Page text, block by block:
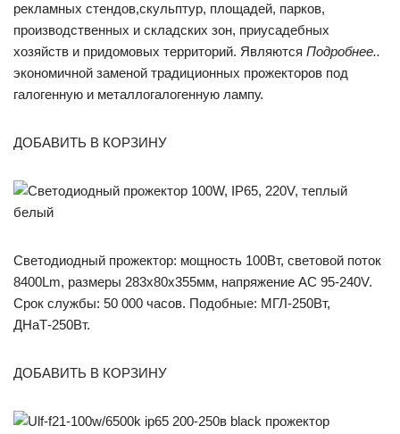
рекламных стендов,скульптур, площадей, парков,
производственных и складских зон, приусадебных
хозяйств и придомовых территорий. Являются Подробнее..
экономичной заменой традиционных прожекторов под
галогенную и металлогалогенную лампу.
ДОБАВИТЬ В КОРЗИНУ
Светодиодный прожектор: мощность 100Вт, световой поток
8400Lm, размеры 283х80х355мм, напряжение AC 95-240V.
Срок службы: 50 000 часов. Подобные: МГЛ-250Вт,
ДНаТ-250Вт.
ДОБАВИТЬ В КОРЗИНУ